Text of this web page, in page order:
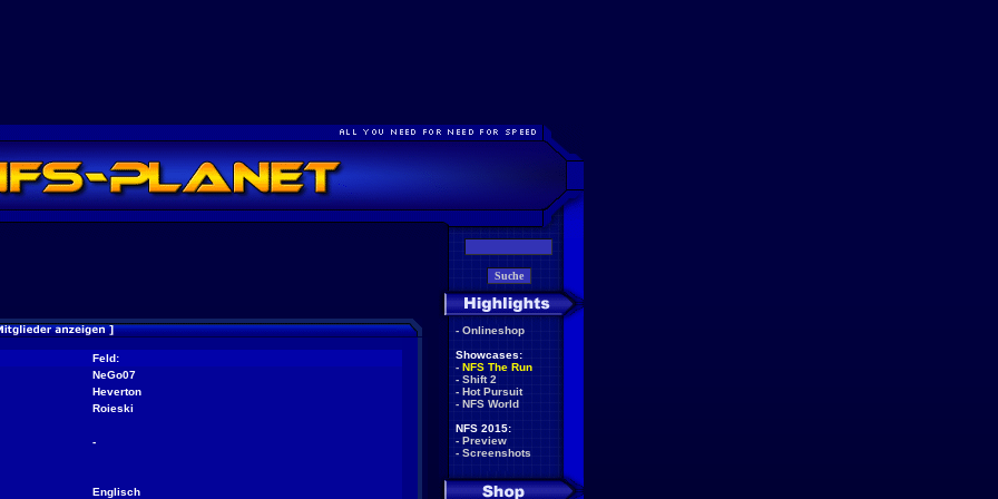
Feld:
NeGo07
Heverton
Roieski
-
Englisch
- Onlineshop
Showcases:
- NFS The Run
- Shift 2
- Hot Pursuit
- NFS World
NFS 2015:
- Preview
- Screenshots